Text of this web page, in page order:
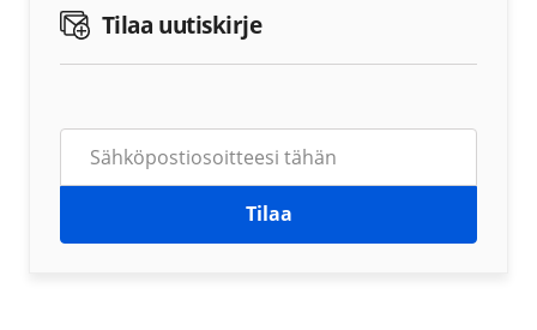
Tilaa uutiskirje
Tilaa